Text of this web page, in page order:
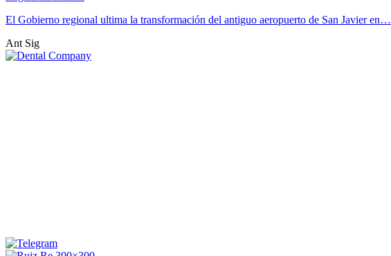
El Gobierno regional ultima la transformación del antiguo aeropuerto de San Javier en…
Ant Sig